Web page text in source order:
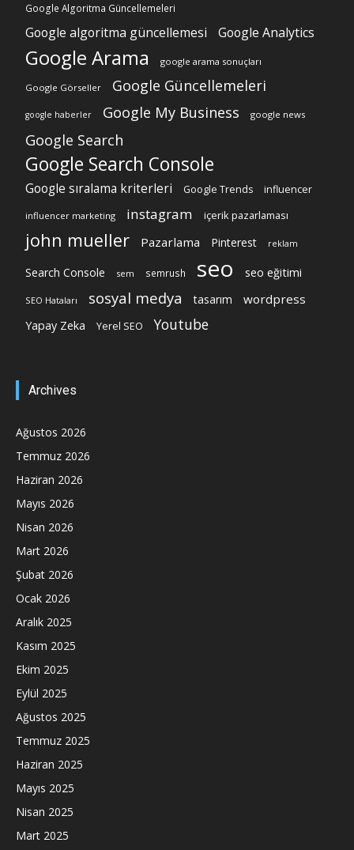
Google Algoritma Güncellemeleri
Google algoritma güncellemesi Google Analytics
Google Arama google arama sonuçları
Google Görseller Google Güncellemeleri
google haberler Google My Business google news
Google Search
Google Search Console
Google sıralama kriterleri Google Trends influencer
influencer marketing instagram içerik pazarlaması
john mueller Pazarlama Pinterest reklam
Search Console sem semrush seo seo eğitimi
SEO Hataları sosyal medya tasarım wordpress
Yapay Zeka Yerel SEO Youtube
Archives
Ağustos 2026
Temmuz 2026
Haziran 2026
Mayıs 2026
Nisan 2026
Mart 2026
Şubat 2026
Ocak 2026
Aralık 2025
Kasım 2025
Ekim 2025
Eylül 2025
Ağustos 2025
Temmuz 2025
Haziran 2025
Mayıs 2025
Nisan 2025
Mart 2025